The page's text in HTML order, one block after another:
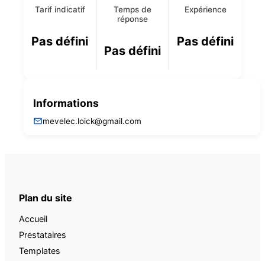
Tarif indicatif
Pas défini
Temps de
réponse
Pas défini
Expérience
Pas défini
Informations
mevelec.loick@gmail.com
Plan du site
Accueil
Prestataires
Templates